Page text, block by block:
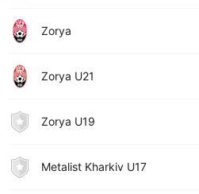
Zorya
Zorya U21
Zorya U19
Metalist Kharkiv U17